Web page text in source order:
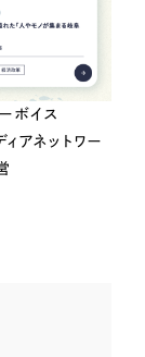
ボイス
アネットワー